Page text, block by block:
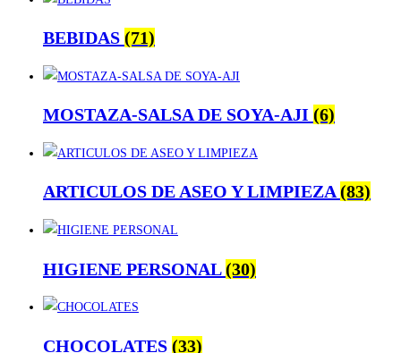
BEBIDAS (71)
MOSTAZA-SALSA DE SOYA-AJI (6)
ARTICULOS DE ASEO Y LIMPIEZA(83)
HIGIENE PERSONAL(30)
CHOCOLATES (33)